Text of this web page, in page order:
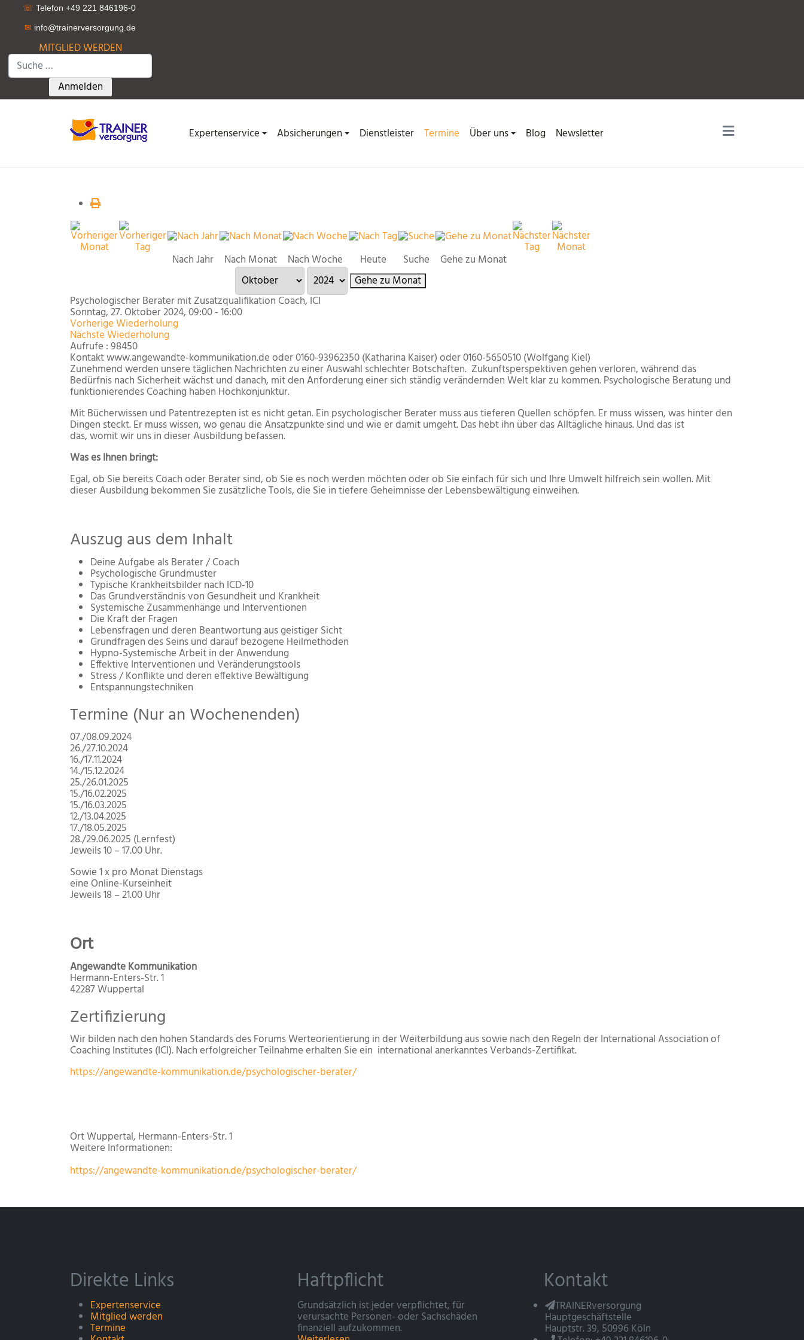
☏ Telefon +49 221 846196-0
✉ info@trainerversorgung.de
MITGLIED WERDEN
Suchen
Type 2 or more characters for results.
Anmelden
Expertenservice Absicherungen Dienstleister Termine Über uns Blog Newsletter
Nach Jahr Nach Monat Nach Woche Heute Suche
Gehe zu Monat
Gehe zu Monat
Psychologischer Berater mit Zusatzqualifikation Coach, ICI
Sonntag, 27. Oktober 2024, 09:00 - 16:00
Vorherige Wiederholung
Nächste Wiederholung
Aufrufe : 98450
Kontaktwww.angewandte-kommunikation.de oder 0160-93962350 (Katharina Kaiser) oder 0160-5650510 (Wolfgang Kiel)
Zunehmend werden unsere täglichen Nachrichten zu einer Auswahl schlechter Botschaften. Zukunfts­perspektiven gehen verloren, während das
Bedürfnis nach Sicherheit wächst und danach, mit den Anforderung einer sich ständig verändernden Welt klar zu kommen. Psychologische Beratung und
funktio­nierendes Coaching haben Hochkonjunktur.
Mit Bücherwissen und Patentrezepten ist es nicht getan. Ein psychologischer Berater muss aus tieferen Quellen schöpfen. Er muss wissen, was hinter den
Dingen steckt. Er muss wissen, wo genau die Ansatzpunkte sind und wie er damit umgeht. Das hebt ihn über das Alltägliche hinaus. Und das ist
das, womit wir uns in dieser Ausbildung befassen.
Was es Ihnen bringt:
Egal, ob Sie bereits Coach oder Berater sind, ob Sie es noch werden möchten oder ob Sie einfach für sich und Ihre Umwelt hilfreich sein wollen. Mit
dieser Ausbildung bekommen Sie zusätzliche Tools, die Sie in tiefere Geheimnisse der Lebensbewältigung einweihen.
Auszug aus dem Inhalt
Deine Aufgabe als Berater / Coach
Psychologische Grundmuster
Typische Krankheitsbilder nach ICD-10
Das Grundverständnis von Gesundheit und Krankheit
Systemische Zusammenhänge und Interventionen
Die Kraft der Fragen
Lebensfragen und deren Beantwortung aus geistiger Sicht
Grundfragen des Seins und darauf bezogene Heilmethoden
Hypno-Systemische Arbeit in der Anwendung
Effektive Interventionen und Veränderungstools
Stress / Konflikte und deren effektive Bewältigung
Entspannungstechniken
Termine (Nur an Wochenenden)
07./08.09.2024
26./27.10.2024
16./17.11.2024
14./15.12.2024
25./26.01.2025
15./16.02.2025
15./16.03.2025
12./13.04.2025
17./18.05.2025
28./29.06.2025 (Lernfest)
Jeweils 10 – 17.00 Uhr.
Sowie 1 x pro Monat Dienstags
eine Online-Kurseinheit
Jeweils 18 – 21.00 Uhr
Ort
Angewandte Kommunikation
Hermann-Enters-Str. 1
42287 Wuppertal
Zertifizierung
Wir bilden nach den hohen Standards des Forums Werteorientierung in der Weiterbildung aus sowie nach den Regeln der International Association of
Coaching Institutes (ICI). Nach erfolgreicher Teilnahme erhalten Sie ein international anerkanntes Verbands-Zertifikat.
https://angewandte-kommunikation.de/psychologischer-berater/
OrtWuppertal, Hermann-Enters-Str. 1
Weitere Informationen:
https://angewandte-kommunikation.de/psychologischer-berater/
Direkte Links
Expertenservice
Mitglied werden
Termine
Haftpflicht
Grundsätzlich ist jeder verpflichtet, für
verursachte Personen- oder Sachschäden
finanziell aufzukommen.
Kontakt
TRAINERversorgung
Hauptgeschäftstelle
Hauptstr. 39, 50996 Köln